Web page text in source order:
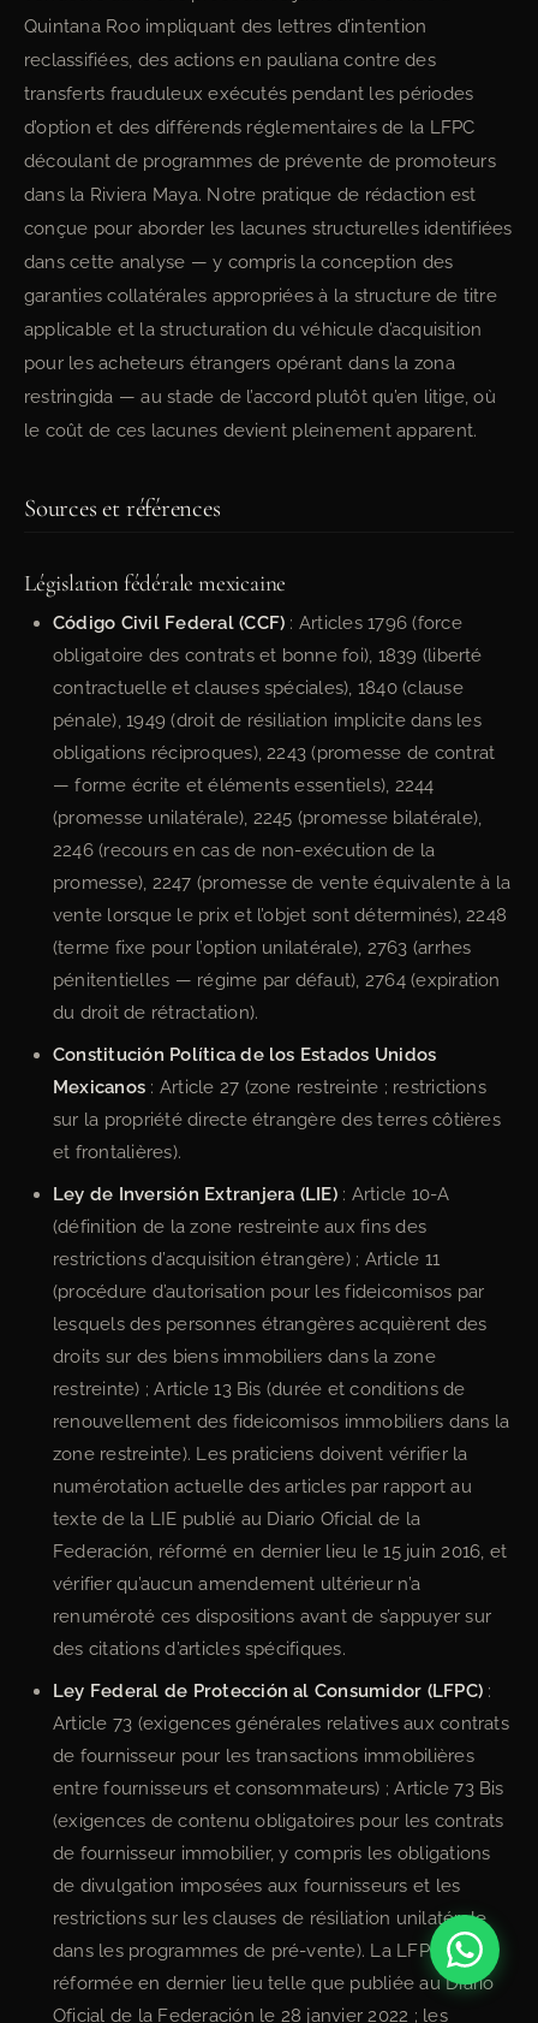
Quintana Roo impliquant des lettres d’intention
reclassifiées, des actions en pauliana contre des
transferts frauduleux exécutés pendant les périodes
d’option et des différends réglementaires de la LFPC
découlant de programmes de prévente de promoteurs
dans la Riviera Maya. Notre pratique de rédaction est
conçue pour aborder les lacunes structurelles identifiées
dans cette analyse — y compris la conception des
garanties collatérales appropriées à la structure de titre
applicable et la structuration du véhicule d’acquisition
pour les acheteurs étrangers opérant dans la zona
restringida — au stade de l’accord plutôt qu’en litige, où
le coût de ces lacunes devient pleinement apparent.
Sources et références
Législation fédérale mexicaine
Código Civil Federal (CCF) : Articles 1796 (force
obligatoire des contrats et bonne foi), 1839 (liberté
contractuelle et clauses spéciales), 1840 (clause
pénale), 1949 (droit de résiliation implicite dans les
obligations réciproques), 2243 (promesse de contrat
— forme écrite et éléments essentiels), 2244
(promesse unilatérale), 2245 (promesse bilatérale),
2246 (recours en cas de non-exécution de la
promesse), 2247 (promesse de vente équivalente à la
vente lorsque le prix et l’objet sont déterminés), 2248
(terme fixe pour l’option unilatérale), 2763 (arrhes
pénitentielles — régime par défaut), 2764 (expiration
du droit de rétractation).
Constitución Política de los Estados Unidos
Mexicanos : Article 27 (zone restreinte ; restrictions
sur la propriété directe étrangère des terres côtières
et frontalières).
Ley de Inversión Extranjera (LIE): Article 10-A
(définition de la zone restreinte aux fins des
restrictions d’acquisition étrangère) ; Article 11
(procédure d’autorisation pour les fideicomisos par
lesquels des personnes étrangères acquièrent des
droits sur des biens immobiliers dans la zone
restreinte) ; Article 13 Bis (durée et conditions de
renouvellement des fideicomisos immobiliers dans la
zone restreinte). Les praticiens doivent vérifier la
numérotation actuelle des articles par rapport au
texte de la LIE publié au Diario Oficial de la
Federación, réformé en dernier lieu le 15 juin 2016, et
vérifier qu’aucun amendement ultérieur n’a
renuméroté ces dispositions avant de s’appuyer sur
des citations d’articles spécifiques.
Ley Federal de Protección al Consumidor (LFPC) :
Article 73 (exigences générales relatives aux contrats
de fournisseur pour les transactions immobilières
entre fournisseurs et consommateurs) ; Article 73 Bis
(exigences de contenu obligatoires pour les contrats
de fournisseur immobilier, y compris les obligations
de divulgation imposées aux fournisseurs et les
restrictions sur les clauses de résiliation unilatérale
dans les programmes de pré-vente). La LFPC a été
réformée en dernier lieu telle que publiée au Diario
Oficial de la Federación le 28 janvier 2022 ; les